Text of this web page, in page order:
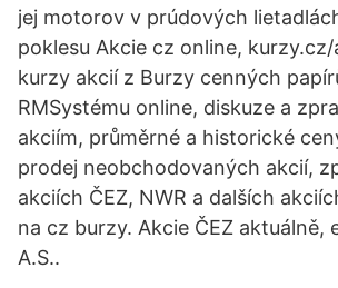
jej motorov v prúdových
poklesu Akcie cz online,
kurzy akcií z Burzy cenných
RMSystému online, diskuze a
akciím, průměrné a historické
prodej neobchodovaných akcií,
akciích ČEZ, NWR a dalších
na cz burzy. Akcie ČEZ aktuálně,
A.S..